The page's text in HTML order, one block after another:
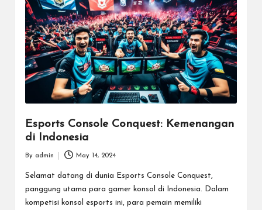
Esports Console Conquest: Kemenangan
di Indonesia
Posted
by
By admin May 14, 2024
Selamat datang di dunia Esports Console Conquest,
panggung utama para gamer konsol di Indonesia. Dalam
kompetisi konsol esports ini, para pemain memiliki